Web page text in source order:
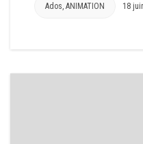
Ados ANIMATION 18